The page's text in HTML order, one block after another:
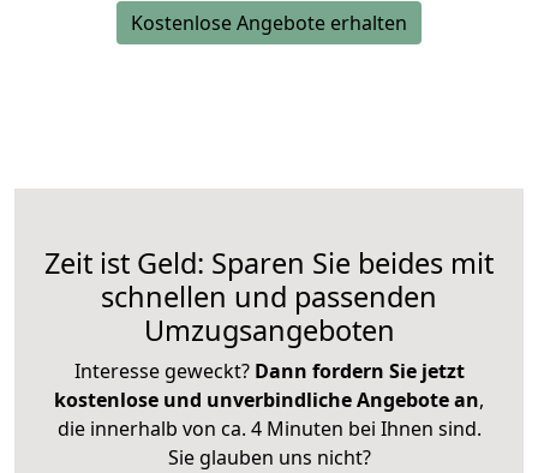
Kostenlose Angebote erhalten
Zeit ist Geld: Sparen Sie beides mit
schnellen und passenden
Umzugsangeboten
Interesse geweckt? Dann fordern Sie jetzt
kostenlose und unverbindliche Angebote an,
die innerhalb von ca. 4 Minuten bei Ihnen sind.
Sie glauben uns nicht?